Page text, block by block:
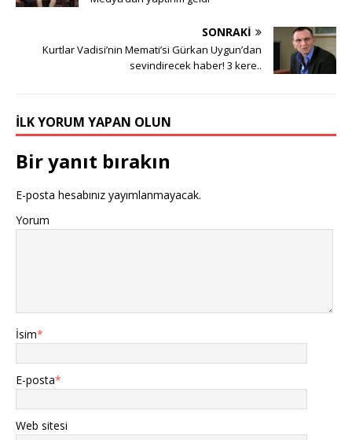
SONRAKI
Kurtlar Vadisi’nin Memati’si Gürkan Uygun’dan
sevindirecek haber! 3 kere..
İLK YORUM YAPAN OLUN
Bir yanıt bırakın
E-posta hesabınız yayımlanmayacak.
Yorum
İsim*
E-posta*
Web sitesi